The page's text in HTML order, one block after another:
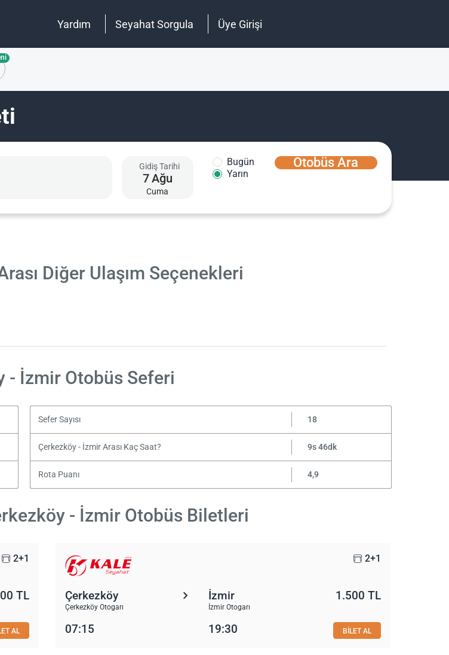
Yardım Seyahat Sorgula Üye Girişi
Gidiş Tarihi
7Ağu
Cuma
Bugün
Yarın
Otobüs Ara
Diğer Ulaşım Seçenekleri
- İzmir Otobüs Seferi
Sefer Sayısı 18
Çerkezköy - İzmir Arası Kaç Saat? 9s 46dk
Rota Puanı 4,9
- İzmir Otobüs Biletleri
2+1
TL
AL
2+1
Çerkezköy
Çerkezköy Otogarı
İzmir
İzmir Otogarı
1.500 TL
07:15 19:30 BİLET AL